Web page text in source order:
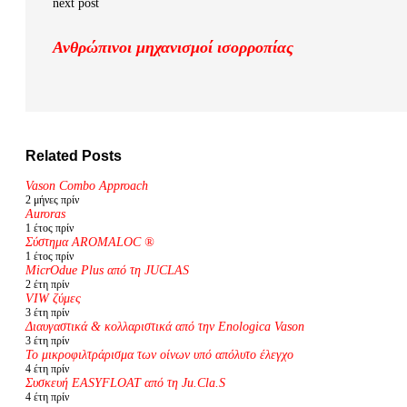
next post
Ανθρώπινοι μηχανισμοί ισορροπίας
Related Posts
Vason Combo Approach
2 μήνες πρίν
Auroras
1 έτος πρίν
Σύστημα AROMALOC ®
1 έτος πρίν
MicrOdue Plus από τη JUCLAS
2 έτη πρίν
VIW ζύμες
3 έτη πρίν
Διαυγαστικά & κολλαριστικά από την Enologica Vason
3 έτη πρίν
Το μικροφιλτράρισμα των οίνων υπό απόλυτο έλεγχο
4 έτη πρίν
Συσκευή EASYFLOAT από τη Ju.Cla.S
4 έτη πρίν